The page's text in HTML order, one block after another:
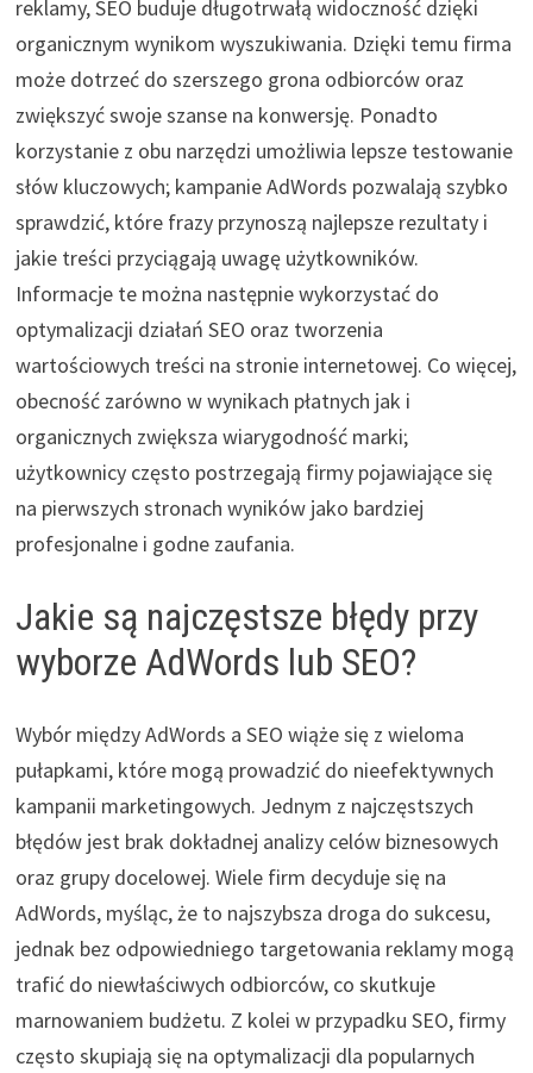
reklamy, SEO buduje długotrwałą widoczność dzięki
organicznym wynikom wyszukiwania. Dzięki temu firma
może dotrzeć do szerszego grona odbiorców oraz
zwiększyć swoje szanse na konwersję. Ponadto
korzystanie z obu narzędzi umożliwia lepsze testowanie
słów kluczowych; kampanie AdWords pozwalają szybko
sprawdzić, które frazy przynoszą najlepsze rezultaty i
jakie treści przyciągają uwagę użytkowników.
Informacje te można następnie wykorzystać do
optymalizacji działań SEO oraz tworzenia
wartościowych treści na stronie internetowej. Co więcej,
obecność zarówno w wynikach płatnych jak i
organicznych zwiększa wiarygodność marki;
użytkownicy często postrzegają firmy pojawiające się
na pierwszych stronach wyników jako bardziej
profesjonalne i godne zaufania.
Jakie są najczęstsze błędy przy
wyborze AdWords lub SEO?
Wybór między AdWords a SEO wiąże się z wieloma
pułapkami, które mogą prowadzić do nieefektywnych
kampanii marketingowych. Jednym z najczęstszych
błędów jest brak dokładnej analizy celów biznesowych
oraz grupy docelowej. Wiele firm decyduje się na
AdWords, myśląc, że to najszybsza droga do sukcesu,
jednak bez odpowiedniego targetowania reklamy mogą
trafić do niewłaściwych odbiorców, co skutkuje
marnowaniem budżetu. Z kolei w przypadku SEO, firmy
często skupiają się na optymalizacji dla popularnych